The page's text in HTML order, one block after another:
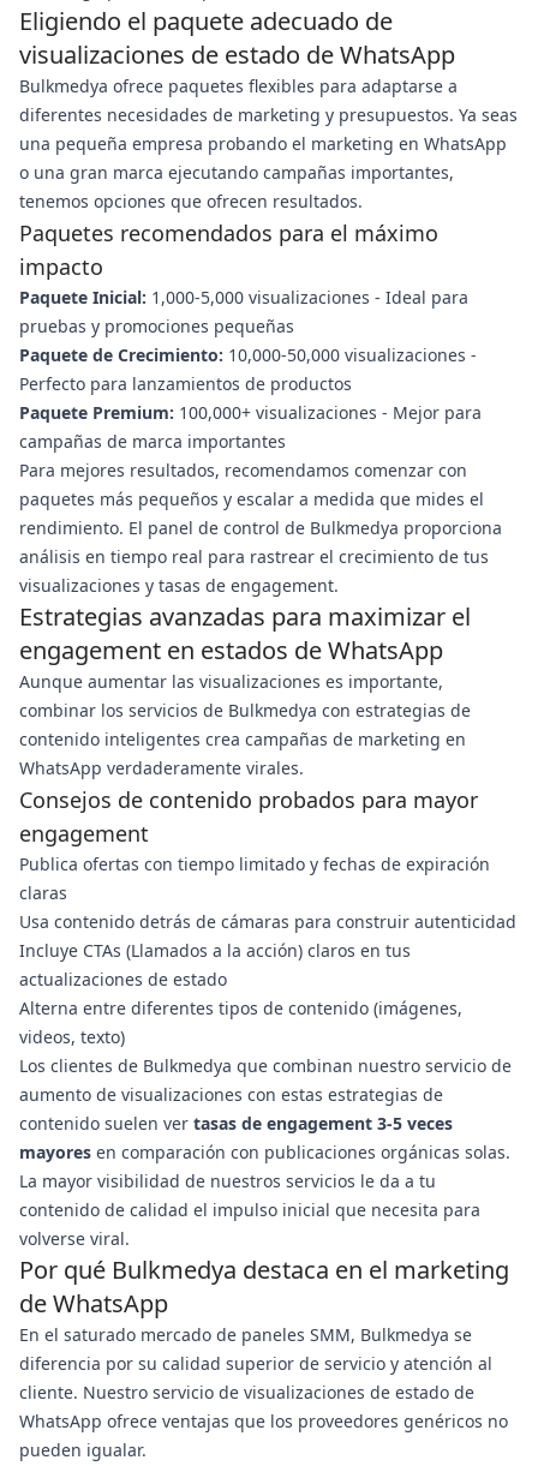
Eligiendo el paquete adecuado de
visualizaciones de estado de WhatsApp
Bulkmedya ofrece paquetes flexibles para adaptarse a
diferentes necesidades de marketing y presupuestos. Ya seas
una pequeña empresa probando el marketing en WhatsApp
o una gran marca ejecutando campañas importantes,
tenemos opciones que ofrecen resultados.
Paquetes recomendados para el máximo
impacto
Paquete Inicial: 1,000-5,000 visualizaciones - Ideal para
pruebas y promociones pequeñas
Paquete de Crecimiento: 10,000-50,000 visualizaciones -
Perfecto para lanzamientos de productos
Paquete Premium: 100,000+ visualizaciones - Mejor para
campañas de marca importantes
Para mejores resultados, recomendamos comenzar con
paquetes más pequeños y escalar a medida que mides el
rendimiento. El panel de control de Bulkmedya proporciona
análisis en tiempo real para rastrear el crecimiento de tus
visualizaciones y tasas de engagement.
Estrategias avanzadas para maximizar el
engagement en estados de WhatsApp
Aunque aumentar las visualizaciones es importante,
combinar los servicios de Bulkmedya con estrategias de
contenido inteligentes crea campañas de marketing en
WhatsApp verdaderamente virales.
Consejos de contenido probados para mayor
engagement
Publica ofertas con tiempo limitado y fechas de expiración
claras
Usa contenido detrás de cámaras para construir autenticidad
Incluye CTAs (Llamados a la acción) claros en tus
actualizaciones de estado
Alterna entre diferentes tipos de contenido (imágenes,
videos, texto)
Los clientes de Bulkmedya que combinan nuestro servicio de
aumento de visualizaciones con estas estrategias de
contenido suelen ver tasas de engagement 3-5 veces
mayores en comparación con publicaciones orgánicas solas.
La mayor visibilidad de nuestros servicios le da a tu
contenido de calidad el impulso inicial que necesita para
volverse viral.
Por qué Bulkmedya destaca en el marketing
de WhatsApp
En el saturado mercado de paneles SMM, Bulkmedya se
diferencia por su calidad superior de servicio y atención al
cliente. Nuestro servicio de visualizaciones de estado de
WhatsApp ofrece ventajas que los proveedores genéricos no
pueden igualar.